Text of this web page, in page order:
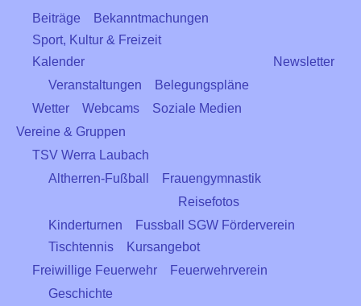
Beiträge
Bekanntmachungen
Sport, Kultur & Freizeit
Kalender
Veranstaltungen
Belegungspläne
Newsletter
Wetter Webcams
Soziale Medien
Vereine & Gruppen
TSV Werra Laubach
Altherren-Fußball
Frauengymnastik
Reisefotos
Kinderturnen
Fussball SGW Förderverein
Tischtennis
Kursangebot
Freiwillige Feuerwehr
Geschichte
Feuerwehrverein